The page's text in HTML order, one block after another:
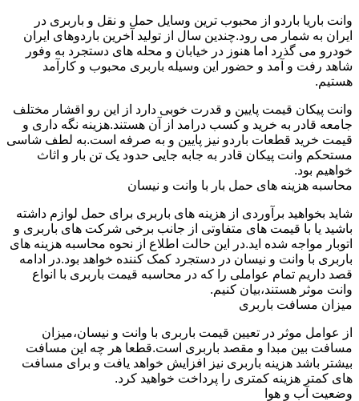
وانت باریا باردو از محبوب ترین وسایل حمل و نقل و باربری در
ایران به شمار می رود.چندین سال از تولید آخرین باردوهای ایران
خودرو می گذرد اما هنوز در خیابان و محله های دستجرد به وفور
شاهد رفت و آمد و حضور این وسیله باربری محبوب و کارآمد
هستیم.
وانت پیکان قیمت پایین و قدرت خوبی دارد از این رو اقشار مختلف
جامعه قادر به خرید و کسب درامد از آن هستند.هزینه نگه داری و
قیمت خرید قطعات باردو نیز پایین و به صرفه است.به لطف شاسی
مستحکم وانت پیکان قادر به جابه جایی حدود یک تن بار و اثاث
خواهیم بود.
محاسبه هزینه های حمل بار با وانت و نیسان
شاید بخواهید برآوردی از هزینه های باربری برای حمل لوازم داشته
باشید یا با قیمت های متفاوتی از جانب برخی شرکت های باربری و
اتوبار مواجه شده اید.در این حالت اطلاع از نحوه محاسبه هزینه های
باربری با وانت و نیسان در دستجرد کمک کننده خواهد بود.در ادامه
قصد داریم تمام عواملی را که در محاسبه قیمت باربری با انواع
وانت موثر هستند،بیان کنیم.
میزان مسافت باربری
از عوامل موثر در تعیین قیمت باربری با وانت و نیسان،میزان
مسافت بین مبدا و مقصد باربری است.قطعا هر چه این مسافت
بیشتر باشد هزینه باربری نیز افزایش خواهد یافت و برای مسافت
های کمتر هزینه کمتری را پرداخت خواهید کرد.
وضعیت آب و هوا